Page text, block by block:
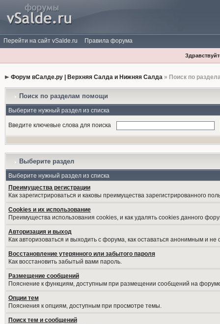
Перейти на сайт vSalde.ru Правила форума
Форум вСалде.ру | Верхняя Салда и Нижняя Салда» Поиск по
Поиск по разделам помощи
Выберите нужный раздел из списка
Введите ключевые слова для поиска
Выберите раздел
Выберите нужный раздел из списка
Преимущества регистрации
Как зарегистрироваться и каковы преимущества зарегистрированного
Cookies и их использование
Преимущества использования cookies, и как удалять cookies данного
Авторизация и выход
Как авторизоваться и выходить с форума, как оставаться анонимным и
Восстановление утерянного или забытого пароля
Как восстановить забытый вами пароль.
Размещение сообщений
Пояснение к функциям, доступным при размещении сообщений на
Опции тем
Пояснения к опциям, доступным при просмотре темы.
Поиск тем и сообщений